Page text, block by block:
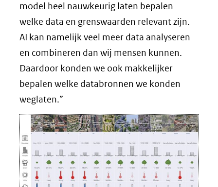
model heel nauwkeurig laten bepalen
welke data en grenswaarden relevant zijn.
AI kan namelijk veel meer data analyseren
en combineren dan wij mensen kunnen.
Daardoor konden we ook makkelijker
bepalen welke databronnen we konden
weglaten.”